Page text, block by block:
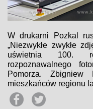
W drukarni Pozkal
„Niezwykłe zwykłe
uświetnia 100.
rozpoznawalnego
Pomorza. Zbigniew
mieszkańców regionu